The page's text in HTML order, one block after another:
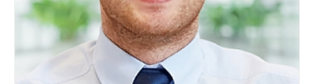
+7 800 900-80-90